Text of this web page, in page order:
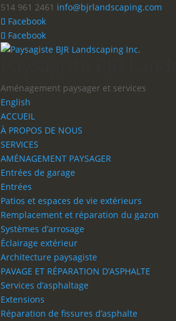
514 961 2461 info@bjrlandscaping.com
Facebook
Facebook
Aménagement paysager et services
English
ACCUEIL
À PROPOS DE NOUS
SERVICES
AMÉNAGEMENT PAYSAGER
Entrées de garage
Entrées
Patios et espaces de vie extérieurs
Remplacement et réparation du gazon
Systèmes d’arrosage
Éclairage extérieur
Architecture paysagiste
PAVAGE ET RÉPARATION D’ASPHALTE
Services d’asphaltage
Extensions
Réparation de fissures d’asphalte